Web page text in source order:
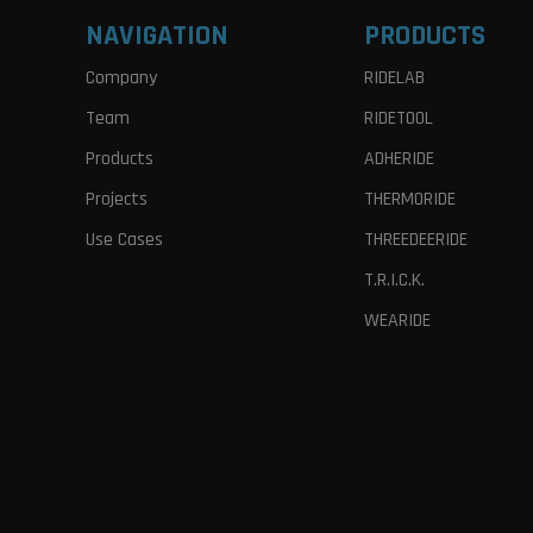
NAVIGATION
Company
Team
Products
Projects
Use Cases
PRODUCTS
RIDELAB
RIDETOOL
ADHERIDE
THERMORIDE
THREEDEERIDE
T.R.I.C.K.
WEARIDE